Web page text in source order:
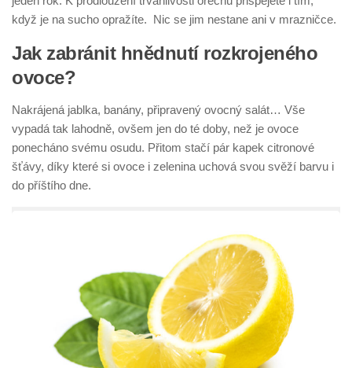
když je na sucho opražíte. Nic se jim nestane ani v mrazničce.
Jak zabránit hnědnutí rozkrojeného
ovoce?
Nakrájená jablka, banány, připravený ovocný salát… Vše
vypadá tak lahodně, ovšem jen do té doby, než je ovoce
ponecháno svému osudu. Přitom stačí pár kapek citronové
šťávy, díky které si ovoce i zelenina uchová svou svěží barvu i
do příštího dne.